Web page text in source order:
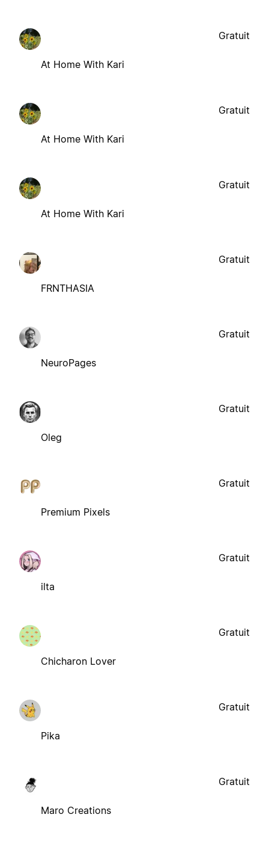
At Home With Kari
Gratuit
At Home With Kari
Gratuit
At Home With Kari
Gratuit
FRNTHASIA
Gratuit
NeuroPages
Gratuit
Oleg
Gratuit
Premium Pixels
Gratuit
ilta
Gratuit
Chicharon Lover
Gratuit
Pika
Gratuit
Maro Creations
Gratuit